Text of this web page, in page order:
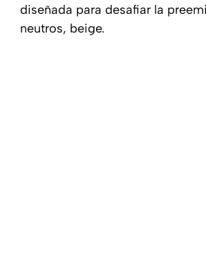
diseñada para desafiar la
neutros, beige.